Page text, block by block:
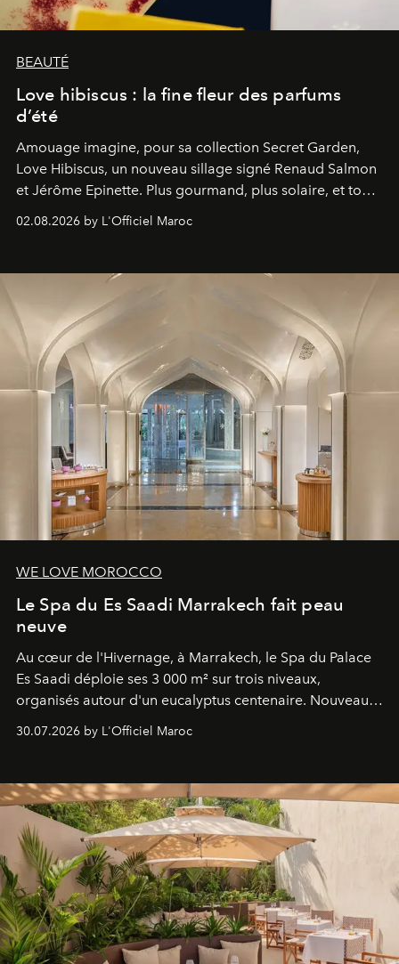
BEAUTÉ
Love hibiscus : la fine fleur des parfums
d’été
Amouage imagine, pour sa collection Secret Garden,
Love Hibiscus, un nouveau sillage signé Renaud Salmon
et Jérôme Epinette. Plus gourmand, plus solaire, et tout
à fait irrésistible.
02.08.2026 by L'Officiel Maroc
WE LOVE MOROCCO
Le Spa du Es Saadi Marrakech fait peau
neuve
Au cœur de l'Hivernage, à Marrakech, le Spa du Palace
Es Saadi déploie ses 3 000 m² sur trois niveaux,
organisés autour d'un eucalyptus centenaire. Nouveau
Lobby Bien-Être et Beauté, exclusivité mondiale en
neuro-cosmétique, parcours thermal et studio dédié au
entièreté, entre science des émotions et rituels
reposants.
30.07.2026 by L'Officiel Maroc